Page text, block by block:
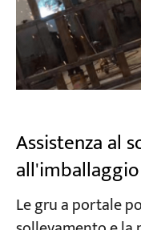
Assistenza al
Le gru a portale